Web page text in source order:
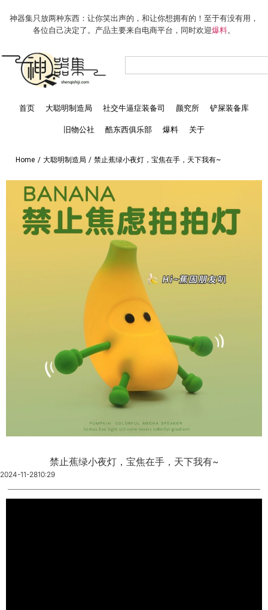
神器集只放两种东西：让你笑出声的，和让你想拥有的！至于有没有用，
各位自己决定了。产品主要来自电商平台，同时欢迎爆料。
首页 大聪明制造局 社交牛逼症装备司 颜究所 铲屎装备库
旧物公社 酷东西俱乐部 爆料 关于
Home / 大聪明制造局 / 禁止蕉绿小夜灯，宝焦在手，天下我有~
禁止蕉绿小夜灯，宝焦在手，天下我有~
2024-11-2810:29